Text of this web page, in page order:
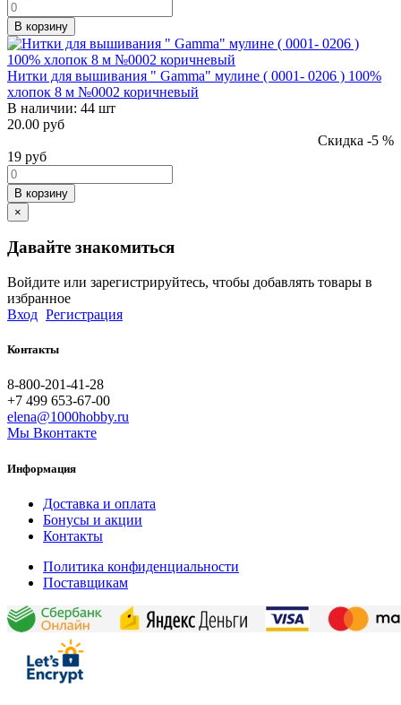
В корзину
Нитки для вышивания " Gamma" мулине ( 0001- 0206 ) 100%
хлопок 8 м №0002 коричневый
В наличии: 44 шт
20.00 руб
Скидка -5 %
19 руб
В корзину
×
Давайте знакомиться
Войдите или зарегистрируйтесь, чтобы добавлять товары в
избранное
Вход Регистрация
Контакты
8-800-201-41-28
+7 499 653-67-00
elena@1000hobby.ru
Мы Вконтакте
Информация
Доставка и оплата
Бонусы и акции
Контакты
Политика конфиденциальности
Поставщикам